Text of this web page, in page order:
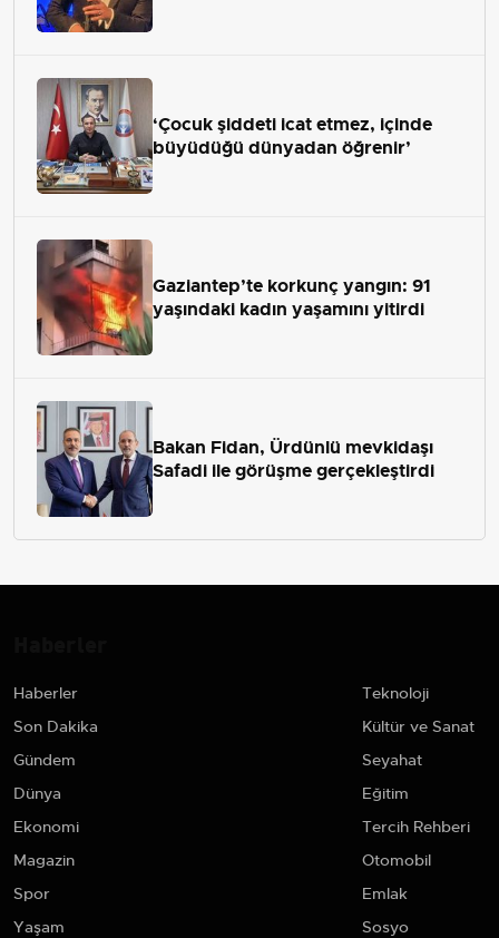
‘Çocuk şiddeti icat etmez, içinde
büyüdüğü dünyadan öğrenir’
Gaziantep’te korkunç yangın: 91
yaşındaki kadın yaşamını yitirdi
Bakan Fidan, Ürdünlü mevkidaşı
Safadi ile görüşme gerçekleştirdi
Haberler
Son Dakika
Gündem
Dünya
Ekonomi
Magazin
Spor
Yaşam
Teknoloji
Kültür ve Sanat
Seyahat
Eğitim
Tercih Rehberi
Otomobil
Emlak
Sosyo